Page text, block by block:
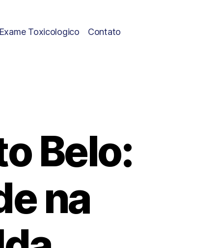
Exame Toxicologico Contato
Belo:
na